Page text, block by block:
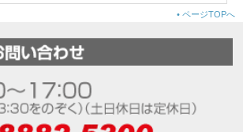
• ページTOPへ